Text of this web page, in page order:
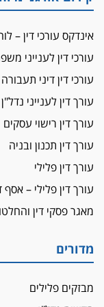
מאסר בפועל
על המידתיות
ביה"ד
עורכת-דין שהביעה
אשם
עו"ד הלל
דין ומקרקעין
עורך דין
נדל"ן
"אני מכינה 5-6 ג'וינטים ביום"
שנחשף
עו"ד שרון
אינדקס עורכי דין –
עורכי דין לענייני
עורכי דין דיני תעבורה
עורך דין לענייני נדל"ן
עורך דין רישוי עסקים
עורך דין תכנון ובניה
עורך דין פלילי
עורך דין פלילי – אסף
מאגר פסקי דין
מדורים
מבזקים פלילים